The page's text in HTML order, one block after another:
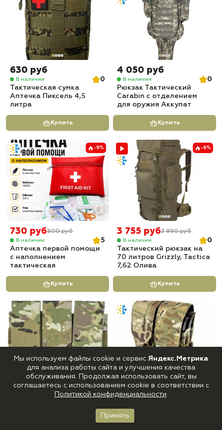
630 руб
В наличии
0
Тактическая сумка
Аптечка Пиксель 4,5
литра
Купить
4 050 руб
В наличии
0
Рюкзак Тактический
Carabin с отделением
для оружия Аккупат
Купить
-9%
730 руб800 руб
В наличии
5
Аптечка первой помощи
с наполнением
тактическая
Купить
-6%
3 755 руб3 990 руб
В наличии
0
Тактический рюкзак на
70 литров Grizzly, Tactica
7,62 Олива
Купить
Подсумок закрытый для
магазина на 3 отделения
1 155 руб
Подсумок закрытый для
магазина на 2 отделения
Корзина
Мы используем файлы cookie и сервис Яндекс.Метрика
для анализа работы сайта и улучшения качества
обслуживания. Продолжая использовать сайт, вы
соглашаетесь с использованием cookie в соответствии с
Политикой конфиденциальности.
Принять